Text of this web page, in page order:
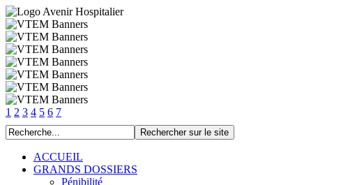
1 2 3 4 5 6 7
ACCUEIL
GRANDS DOSSIERS
Pénibilité